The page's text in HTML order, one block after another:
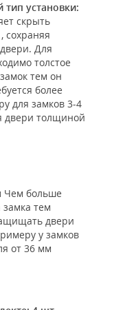
тип установки:
скрыть
сохраняя
Для
толстое
тем он
более
для замков 3-4
двери толщиной
Чем больше
тем
двери
у замков
от 36 мм